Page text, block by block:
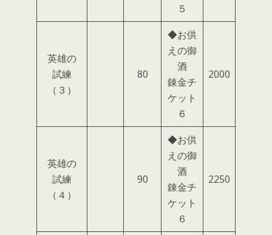
５
英雄の
試練
（３）
80
◆お供
えの御
酒
錬金チ
ケット
６
2000
英雄の
試練
（４）
90
◆お供
えの御
酒
錬金チ
ケット
６
2250